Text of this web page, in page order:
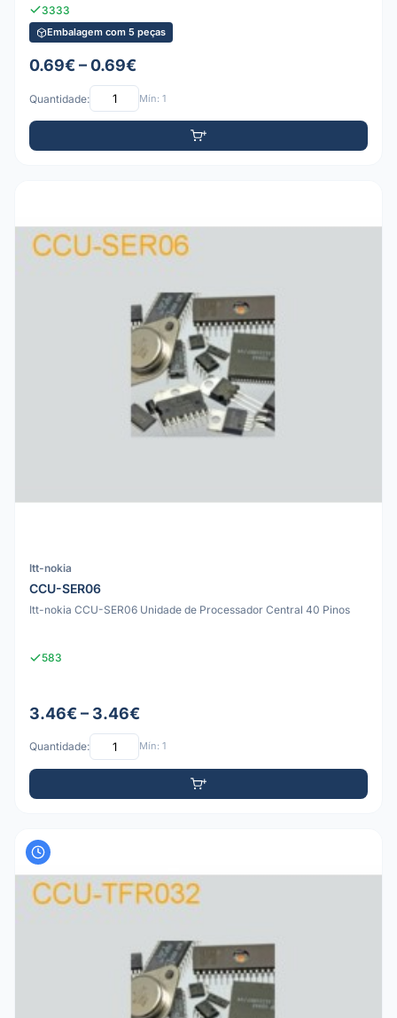
3333
Embalagem com 5 peças
0.69€ – 0.69€
Quantidade: Mín: 1
Itt-nokia
CCU-SER06
Itt-nokia CCU-SER06 Unidade de Processador Central 40 Pinos
583
3.46€ – 3.46€
Quantidade: Mín: 1